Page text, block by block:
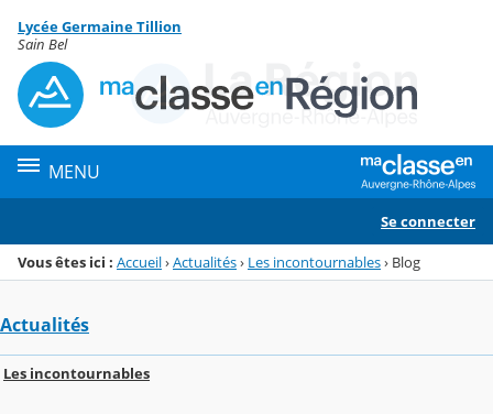
Menu de la rubrique
Contenu
Lycée Germaine Tillion
Sain Bel
MENU
Se connecter
Vous êtes ici : Accueil›Actualités› Les incontournables› Blog
Actualités
Les incontournables